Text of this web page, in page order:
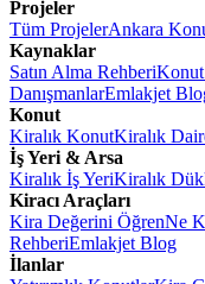
Projeler
Tüm ProjelerAnkara
Kaynaklar
Satın Alma Rehberi
DanışmanlarEmlakjet
Konut
Kiralık KonutKiralık
İş Yeri & Arsa
Kiralık İş YeriKiralık
Kiracı Araçları
Kira Değerini ÖğrenNe
RehberiEmlakjet Blog
İlanlar